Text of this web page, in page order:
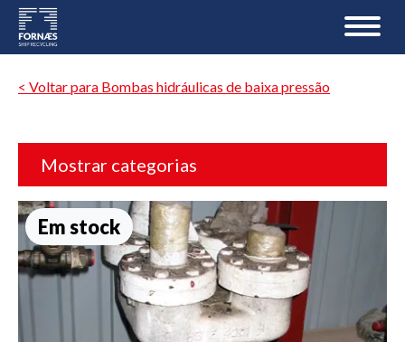
< Voltar para Bombas hidráulicas de baixa pressão
Mostrar categorias
Em stock